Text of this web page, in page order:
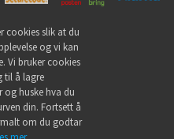
cookies slik at du
og vi kan
Vi bruker cookies
til å lagre
og huske hva du
din. Fortsett å
om du godtar